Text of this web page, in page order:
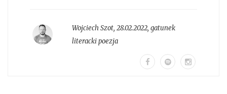
Wojciech Szot, 28.02.2022, gatunek
literackipoezja